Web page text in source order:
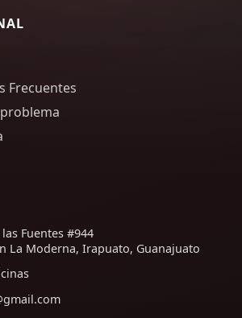
Frecuentes
Fuentes #944
La Moderna, Irapuato, Guanajuato